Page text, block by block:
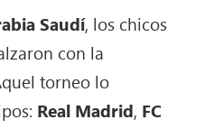
Saudí, los chicos
con la
torneo lo
Real Madrid, FC